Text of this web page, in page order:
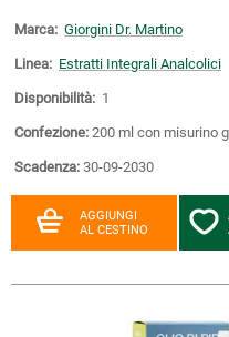
Marca: Giorgini Dr. Martino
Linea: Estratti Integrali Analcolici
Disponibilità: 1
Confezione: 200 ml con misurino
Scadenza: 30-09-2030
AGGIUNGI
AL CESTINO